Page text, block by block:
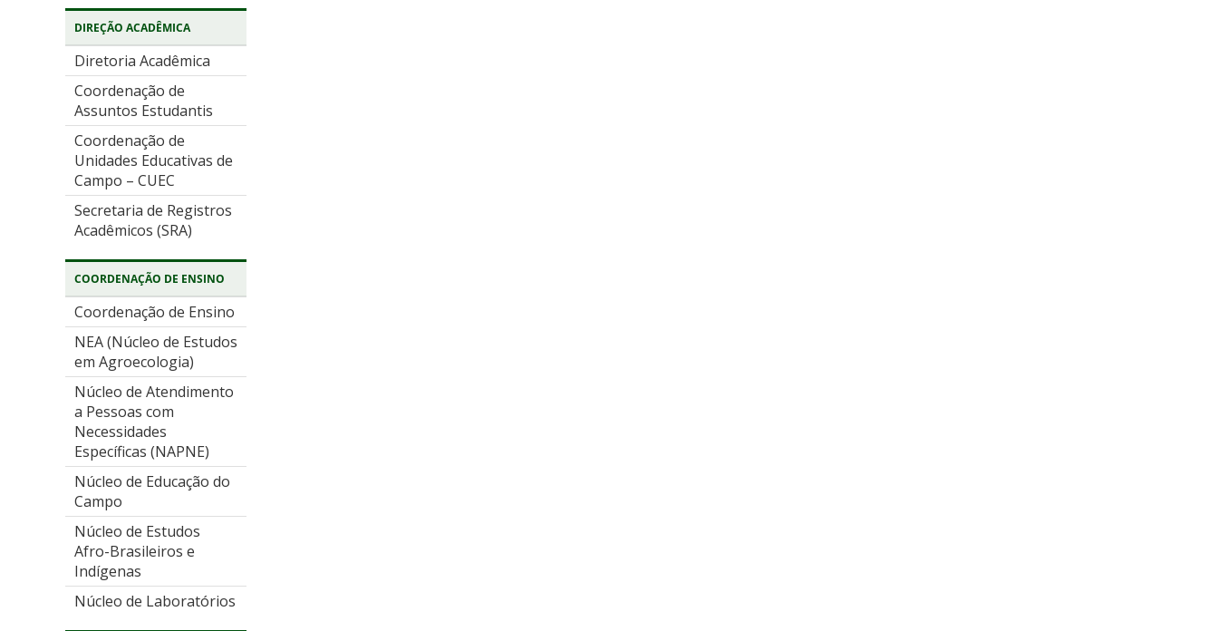
DIREÇÃO ACADÊMICA
Diretoria Acadêmica
Coordenação de
Assuntos Estudantis
Coordenação de
Unidades Educativas de
Campo – CUEC
Secretaria de Registros
Acadêmicos (SRA)
COORDENAÇÃO DE ENSINO
Coordenação de Ensino
NEA (Núcleo de Estudos
em Agroecologia)
Núcleo de Atendimento
a Pessoas com
Necessidades
Específicas (NAPNE)
Núcleo de Educação do
Campo
Núcleo de Estudos
Afro-Brasileiros e
Indígenas
Núcleo de Laboratórios